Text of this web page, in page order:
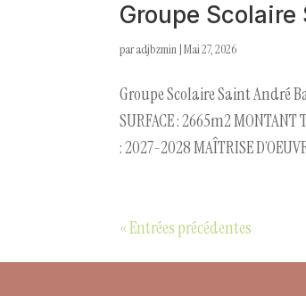
Groupe
paradjbzmin |Mai 27, 2026
Groupe Scolaire Saint André
SURFACE : 2665m2 MONTANT
: 2027-2028 MAÎTRISE
« Entrées précédentes